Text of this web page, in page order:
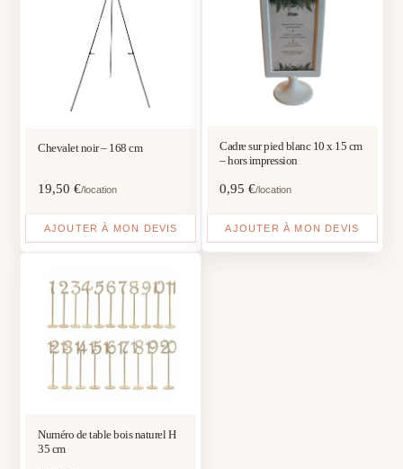
Chevalet noir – 168 cm
19,50€/location
AJOUTER À MON DEVIS
Cadre sur pied blanc 10 x 15 cm
– hors impression
0,95 €/location
AJOUTER À MON DEVIS
Numéro de table bois naturel H
35 cm